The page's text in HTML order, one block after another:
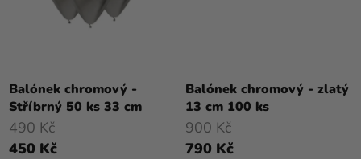
Balónek chromový -
Stříbrný 50 ks 33 cm
450 Kč
490 Kč
Balónek chromový - zlatý
13 cm 100 ks
790 Kč
900 Kč